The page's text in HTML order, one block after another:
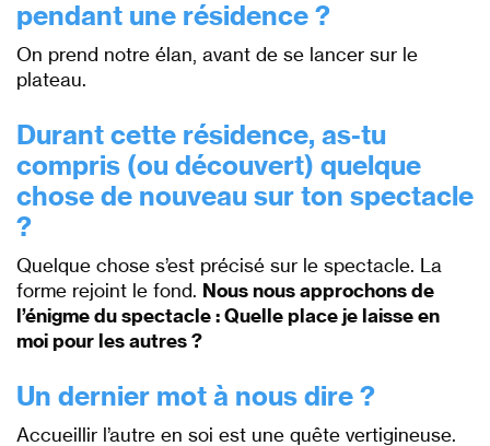
pendant une résidence ?
On prend notre élan, avant de se lancer sur le
plateau.
Durant cette résidence, as-tu
compris (ou découvert) quelque
chose de nouveau sur ton spectacle
?
Quelque chose s’est précisé sur le spectacle. La
forme rejoint le fond. Nous nous approchons de
l’énigme du spectacle : Quelle place je laisse en
moi pour les autres ?
Un dernier mot à nous dire ?
Accueillir l’autre en soi est une quête vertigineuse.